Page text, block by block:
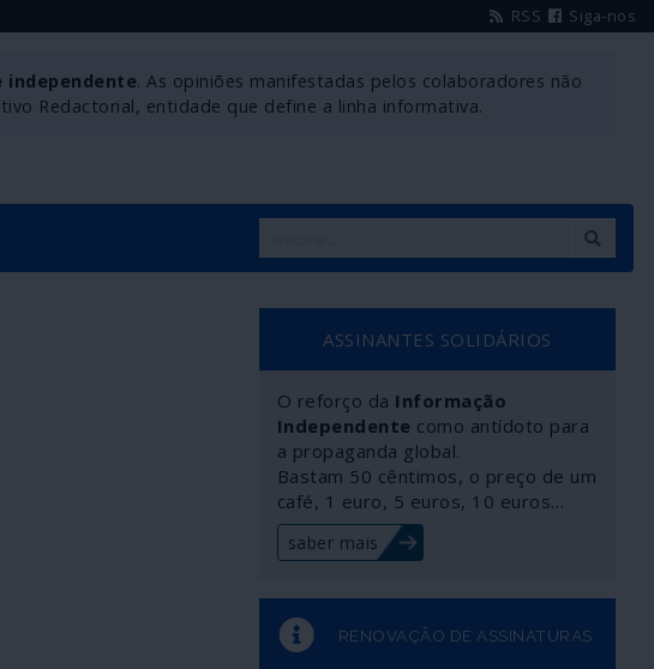
RSS Siga-nos
independente. As opiniões manifestadas pelos colaboradores não
Redactorial, entidade que define a linha informativa.
ASSINANTES SOLIDÁRIOS
O reforço da Informação
Independente como antídoto para
a propaganda global.
Bastam 50 cêntimos, o preço de um
café, 1 euro, 5 euros, 10 euros…
saber mais
RENOVAÇÃO DE ASSINATURAS